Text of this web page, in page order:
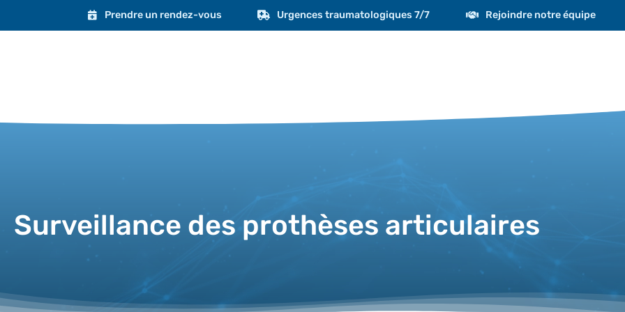
Prendre un rendez-vous Urgences traumatologiques 7/7 Rejoindre notre équipe
Surveillance des prothèses articulaires